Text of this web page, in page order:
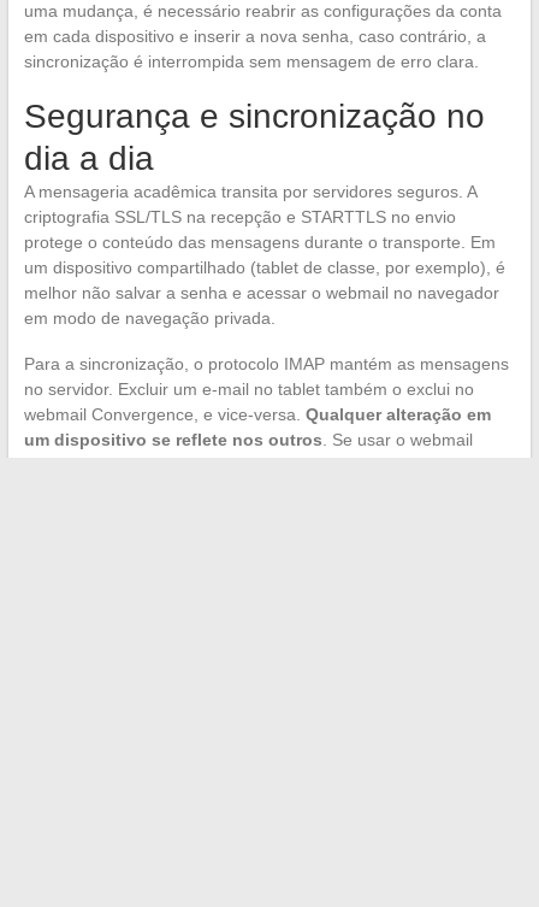
uma mudança, é necessário reabrir as configurações da conta
em cada dispositivo e inserir a nova senha, caso contrário, a
sincronização é interrompida sem mensagem de erro clara.
Segurança e sincronização no
dia a dia
A mensageria acadêmica transita por servidores seguros. A
criptografia SSL/TLS na recepção e STARTTLS no envio
protege o conteúdo das mensagens durante o transporte. Em
um dispositivo compartilhado (tablet de classe, por exemplo), é
melhor não salvar a senha e acessar o webmail no navegador
em modo de navegação privada.
Para a sincronização, o protocolo IMAP mantém as mensagens
no servidor. Excluir um e-mail no tablet também o exclui no
webmail Convergence, e vice-versa. Qualquer alteração em
um dispositivo se reflete nos outros . Se usar o webmail